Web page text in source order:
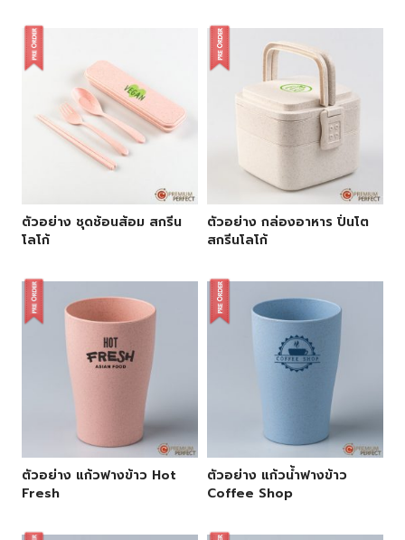
ตัวอย่าง ชุดช้อนส้อม สกรีน
โลโก้
ตัวอย่าง กล่องอาหาร ปิ่นโต
สกรีนโลโก้
ตัวอย่าง แก้วฟางข้าว Hot
Fresh
ตัวอย่าง แก้วน้ำฟางข้าว
Coffee Shop